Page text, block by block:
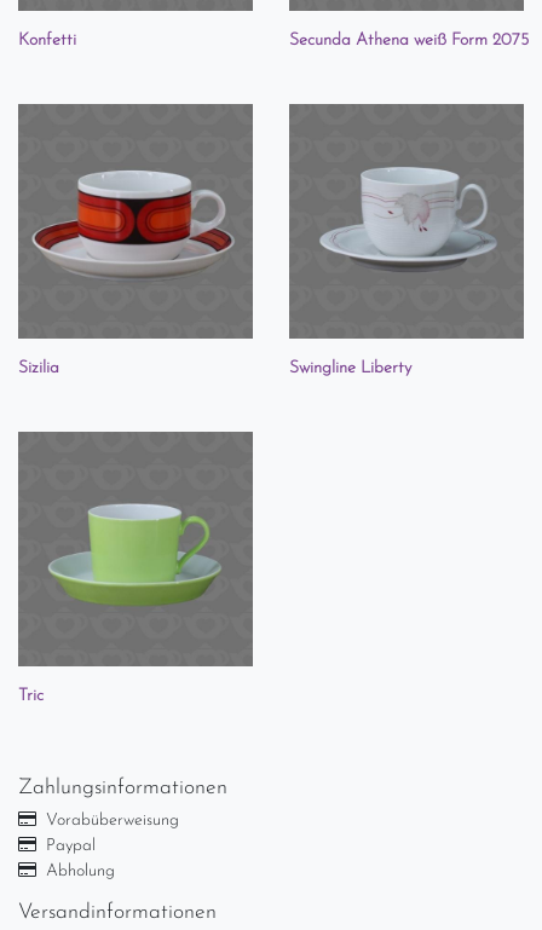
Konfetti Secunda Athena weiß Form 2075
Sizilia Swingline Liberty
Tric
Zahlungsinformationen
Vorabüberweisung
Paypal
Abholung
Versandinformationen